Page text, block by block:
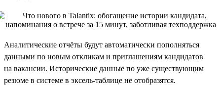
Аналитические отчёты будут автоматически пополняться
данными по новым откликам и приглашениям кандидатов
на вакансии. Исторические данные по уже существующим
резюме в системе в эксель-таблице не отобразятся.